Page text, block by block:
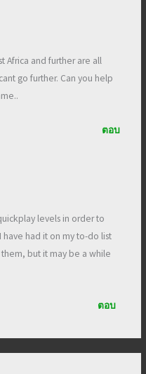
Africa and further are all
go further. Can you help
ตอบ
levels in order to
had it on my to-do list
but it may be a while
ตอบ